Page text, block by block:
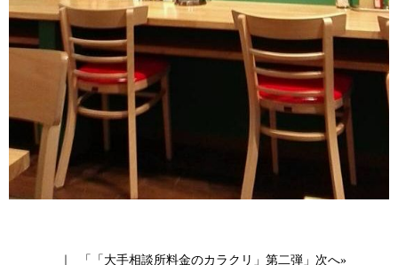
「「大手相談所料金のカラクリ」第二弾」次へ»